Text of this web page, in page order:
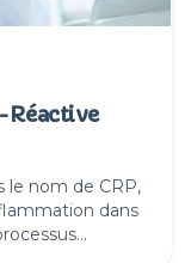
Réactive
le nom de CRP,
dans